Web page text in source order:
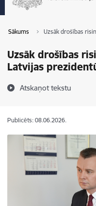
Sākums Uzsāk drošības
Uzsāk drošības
Latvijas
Atskaņot tekstu
Publicēts: 08.06.2026.